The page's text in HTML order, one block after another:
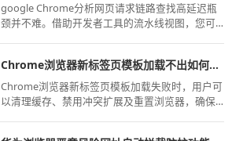
google Chrome分析网页请求链路查找高延迟瓶
颈并不难。借助开发者工具的流水线视图，您可
Chrome浏览器新标签页模板加载不出如何处理
Chrome浏览器新标签页模板加载失败时，用户可
以清理缓存、禁用冲突扩展及重置浏览器，确保